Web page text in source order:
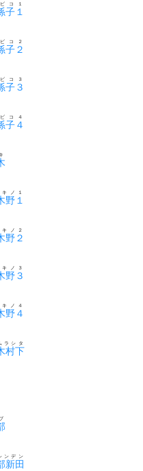
子１
コ１
子２
コ２
子３
コ３
子４
コ４
野１
ノ１
野２
ノ２
野３
ノ３
野４
ノ４
村下
ラシタ
新田
ンデン